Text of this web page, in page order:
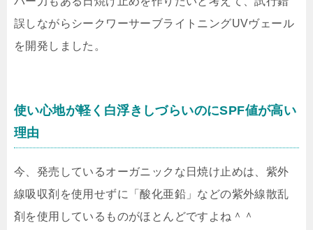
誤しながらシークワーサーブライトニングUVヴェール
を開発しました。
使い心地が軽く白浮きしづらいのにSPF値が高い
理由
今、発売しているオーガニックな日焼け止めは、紫外
線吸収剤を使用せずに「酸化亜鉛」などの紫外線散乱
剤を使用しているものがほとんどですよね＾＾